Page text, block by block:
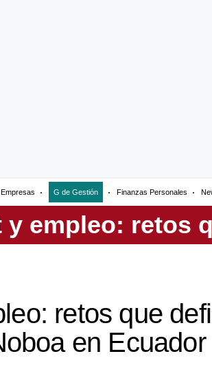
Empresas G de Gestión Finanzas Personales
retos que
en Ecuador